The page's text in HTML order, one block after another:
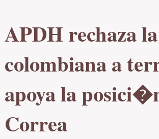
APDH rechaza
colombiana a
apoya la
Correa